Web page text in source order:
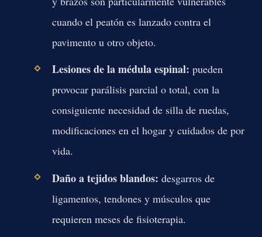
cuando el peatón es lanzado contra el
pavimento u otro objeto.
Lesiones de la médula espinal: pueden
provocar parálisis parcial o total, con la
consiguiente necesidad de silla de ruedas,
modificaciones en el hogar y cuidados de por
vida.
Daño a tejidos blandos: desgarros de
ligamentos, tendones y músculos que
requieren meses de fisioterapia.